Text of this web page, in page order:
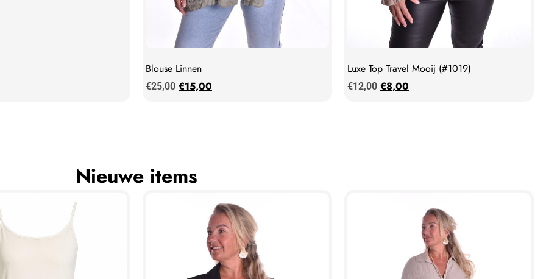
Blouse Linnen
€25,00 €15,00
Luxe Top Travel Mooij (#1019)
€12,00 €8,00
Nieuwe items